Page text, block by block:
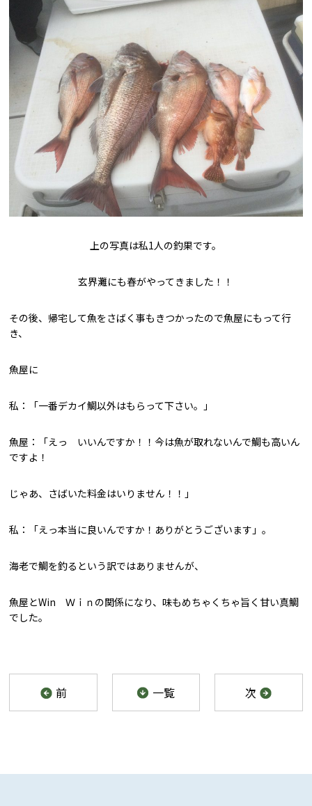
上の写真は私1人の釣果です。
玄界灘にも春がやってきました！！
その後、帰宅して魚をさばく事もきつかったので魚屋にもって行
き、
魚屋に
私：「一番デカイ鯛以外はもらって下さい。」
魚屋：「えっ いいんですか！！今は魚が取れないんで鯛も高いん
ですよ！
じゃあ、さばいた料金はいりません！！」
私：「えっ本当に良いんですか！ありがとうございます」。
海老で鯛を釣るという訳ではありませんが、
魚屋とWin Ｗｉｎの関係になり、味もめちゃくちゃ旨く甘い真鯛
でした。
前 一覧 次